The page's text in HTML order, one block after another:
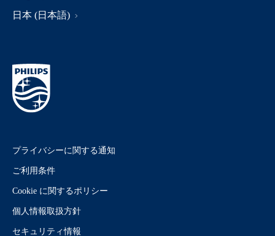
日本 (日本語)
プライバシーに関する通知
ご利用条件
Cookie に関するポリシー
個人情報取扱方針
セキュリティ情報